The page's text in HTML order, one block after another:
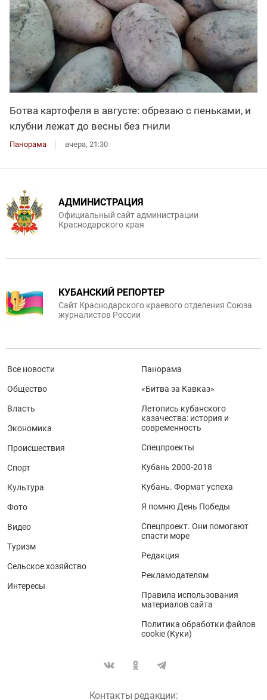
Ботва картофеля в августе: обрезаю с пеньками, и
клубни лежат до весны без гнили
Панорама вчера, 21:30
АДМИНИСТРАЦИЯ
Официальный сайт администрации
Краснодарского края
КУБАНСКИЙ РЕПОРТЕР
Сайт Краснодарского краевого отделения Союза
журналистов России
Все новости
Общество
Власть
Экономика
Происшествия
Спорт
Культура
Фото
Видео
Туризм
Сельское хозяйство
Интересы
Панорама
«Битва за Кавказ»
Летопись кубанского
казачества: история и
современность
Спецпроекты
Кубань 2000-2018
Кубань. Формат успеха
Я помню День Победы
Спецпроект. Они помогают
спасти море
Редакция
Рекламодателям
Правила использования
материалов сайта
Политика обработки файлов
cookie (Куки)
Контакты редакции: